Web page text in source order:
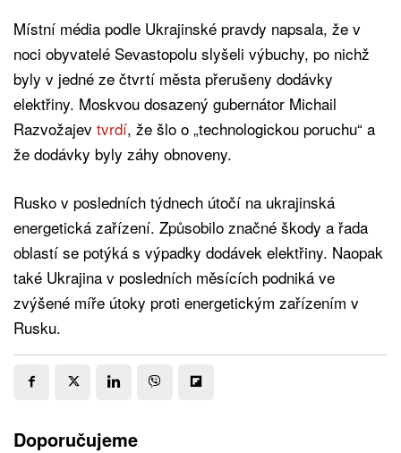
Místní média podle Ukrajinské pravdy napsala, že v
noci obyvatelé Sevastopolu slyšeli výbuchy, po nichž
byly v jedné ze čtvrtí města přerušeny dodávky
elektřiny. Moskvou dosazený gubernátor Michail
Razvožajev tvrdí, že šlo o „technologickou poruchu“ a
že dodávky byly záhy obnoveny.
Rusko v posledních týdnech útočí na ukrajinská
energetická zařízení. Způsobilo značné škody a řada
oblastí se potýká s výpadky dodávek elektřiny. Naopak
také Ukrajina v posledních měsících podniká ve
zvýšené míře útoky proti energetickým zařízením v
Rusku.
Doporučujeme